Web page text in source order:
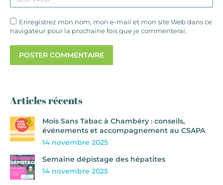
Enregistrez mon nom, mon e-mail et mon site Web dans ce
navigateur pour la prochaine fois que je commenterai.
POSTER COMMENTAIRE
Articles récents
Mois Sans Tabac à Chambéry : conseils,
événements et accompagnement au CSAPA
14 novembre 2025
Semaine dépistage des hépatites
14 novembre 2025